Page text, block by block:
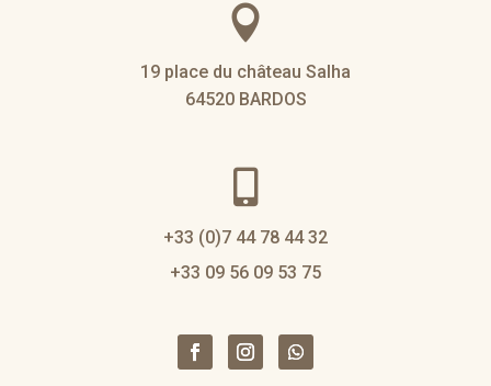

19 place du château Salha
64520 BARDOS

+33 (0)7 44 78 44 32
+33 09 56 09 53 75